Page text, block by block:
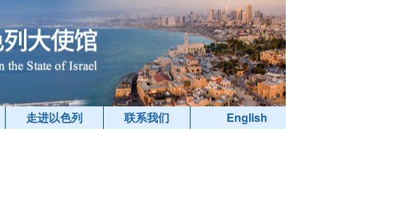
走进以色列 联系我们 English